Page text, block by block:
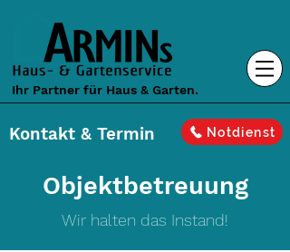
Ihr Partner für Haus & Garten.
Notdienst
Kontakt & Termin
Objektbetreuung
Wir halten das Instand!